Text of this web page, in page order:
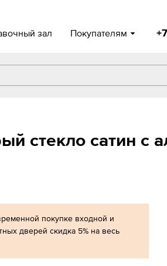
зал Покупателям
стекло сатин с
покупке входной и
дверей скидка 5% на весь